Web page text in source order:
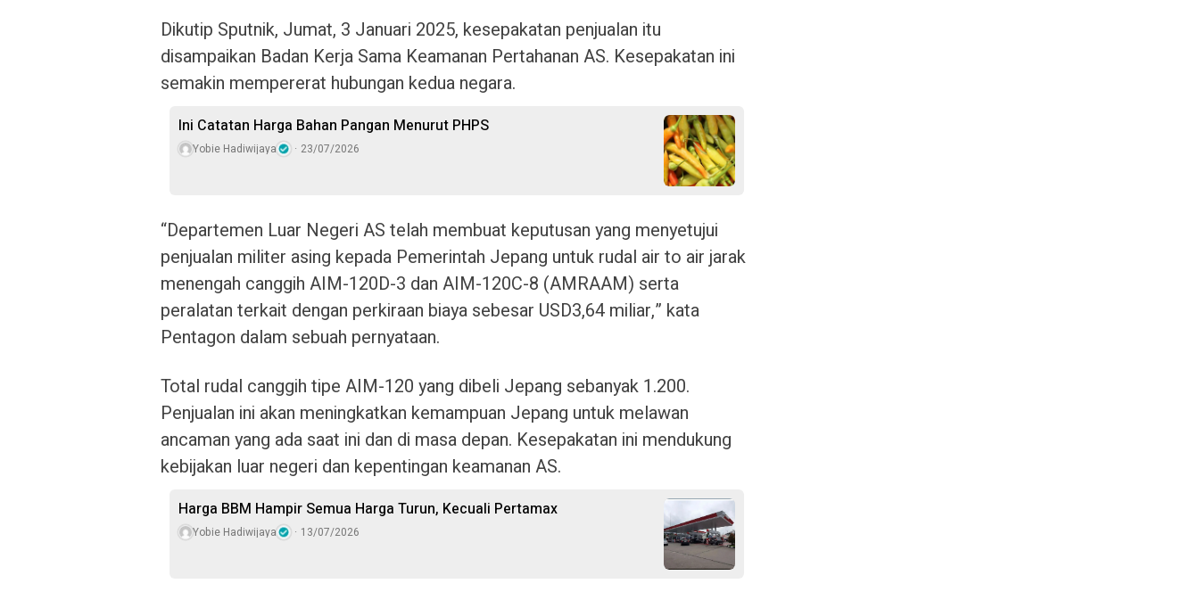
Dikutip Sputnik, Jumat, 3 Januari 2025, kesepakatan penjualan itu
disampaikan Badan Kerja Sama Keamanan Pertahanan AS. Kesepakatan ini
semakin mempererat hubungan kedua negara.
Ini Catatan Harga Bahan Pangan Menurut PHPS
Yobie Hadiwijaya 23/07/2026
“Departemen Luar Negeri AS telah membuat keputusan yang menyetujui
penjualan militer asing kepada Pemerintah Jepang untuk rudal air to air jarak
menengah canggih AIM-120D-3 dan AIM-120C-8 (AMRAAM) serta
peralatan terkait dengan perkiraan biaya sebesar USD3,64 miliar,” kata
Pentagon dalam sebuah pernyataan.
Total rudal canggih tipe AIM-120 yang dibeli Jepang sebanyak 1.200.
Penjualan ini akan meningkatkan kemampuan Jepang untuk melawan
ancaman yang ada saat ini dan di masa depan. Kesepakatan ini mendukung
kebijakan luar negeri dan kepentingan keamanan AS.
Harga BBM Hampir Semua Harga Turun, Kecuali Pertamax
Yobie Hadiwijaya 13/07/2026